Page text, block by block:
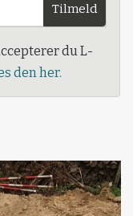
Tilmeld
du L-
den her.